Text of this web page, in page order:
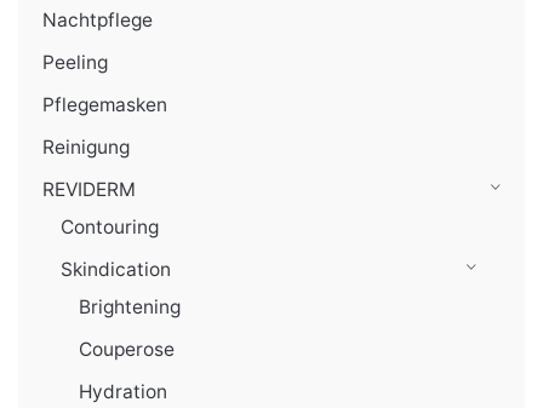
Nachtpflege
Peeling
Pflegemasken
Reinigung
REVIDERM
Contouring
Skindication
Brightening
Couperose
Hydration